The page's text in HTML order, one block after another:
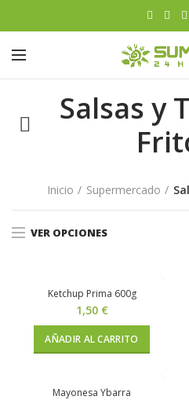
Salsas y
Inicio Supermercado
VER OPCIONES
Ketchup Prima 600g
1,50 €
AÑADIR AL CARRITO
Mayonesa Ybarra